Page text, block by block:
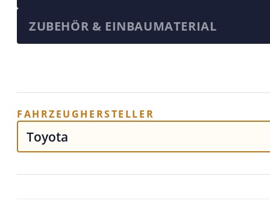
ZUBEHÖR & EINBAUMATERIAL
FAHRZEUGHERSTELLER